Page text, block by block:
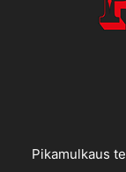
Pikamulkaus